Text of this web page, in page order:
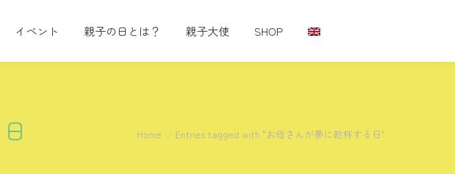
イベント 親子の日とは？ 親子大使 SHOP
You are here:
Home Entries tagged with "お母さんが夢に乾杯する日"